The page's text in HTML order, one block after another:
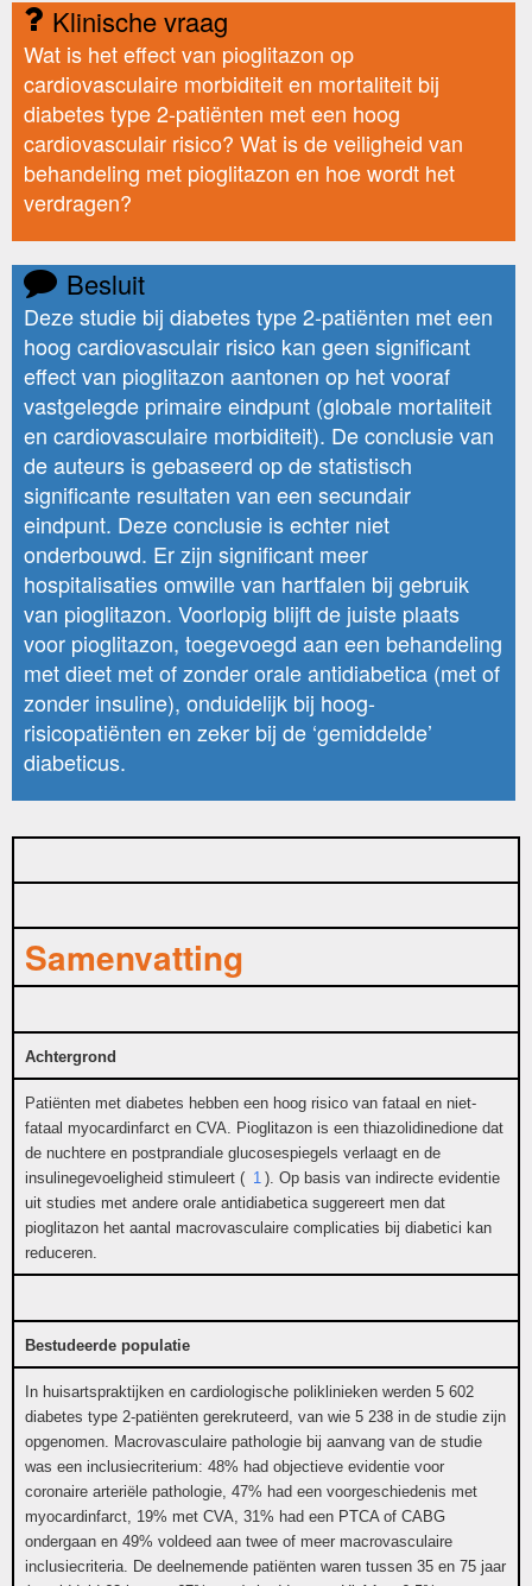
Klinische vraag
Wat is het effect van pioglitazon op
cardiovasculaire morbiditeit en mortaliteit bij
diabetes type 2-patiënten met een hoog
cardiovasculair risico? Wat is de veiligheid van
behandeling met pioglitazon en hoe wordt het
verdragen?
Besluit
Deze studie bij diabetes type 2-patiënten met een
hoog cardiovasculair risico kan geen significant
effect van pioglitazon aantonen op het vooraf
vastgelegde primaire eindpunt (globale mortaliteit
en cardiovasculaire morbiditeit). De conclusie van
de auteurs is gebaseerd op de statistisch
significante resultaten van een secundair
eindpunt. Deze conclusie is echter niet
onderbouwd. Er zijn significant meer
hospitalisaties omwille van hartfalen bij gebruik
van pioglitazon. Voorlopig blijft de juiste plaats
voor pioglitazon, toegevoegd aan een behandeling
met dieet met of zonder orale antidiabetica (met of
zonder insuline), onduidelijk bij hoog-
risicopatiënten en zeker bij de ‘gemiddelde’
diabeticus.
Samenvatting
Achtergrond
Patiënten met diabetes hebben een hoog risico van fataal en niet-
fataal myocardinfarct en CVA. Pioglitazon is een thiazolidinedione dat
de nuchtere en postprandiale glucosespiegels verlaagt en de
insulinegevoeligheid stimuleert ( 1 ). Op basis van indirecte evidentie
uit studies met andere orale antidiabetica suggereert men dat
pioglitazon het aantal macrovasculaire complicaties bij diabetici kan
reduceren.
Bestudeerde populatie
In huisartspraktijken en cardiologische poliklinieken werden 5 602
diabetes type 2-patiënten gerekruteerd, van wie 5 238 in de studie zijn
opgenomen. Macrovasculaire pathologie bij aanvang van de studie
was een inclusiecriterium: 48% had objectieve evidentie voor
coronaire arteriële pathologie, 47% had een voorgeschiedenis met
myocardinfarct, 19% met CVA, 31% had een PTCA of CABG
ondergaan en 49% voldeed aan twee of meer macrovasculaire
inclusiecriteria. De deelnemende patiënten waren tussen 35 en 75 jaar